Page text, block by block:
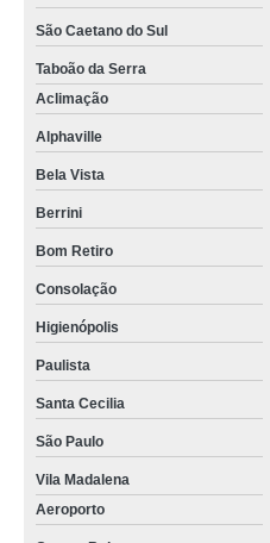
São Caetano do Sul
Taboão da Serra
Aclimação
Alphaville
Bela Vista
Berrini
Bom Retiro
Consolação
Higienópolis
Paulista
Santa Cecilia
São Paulo
Vila Madalena
Aeroporto